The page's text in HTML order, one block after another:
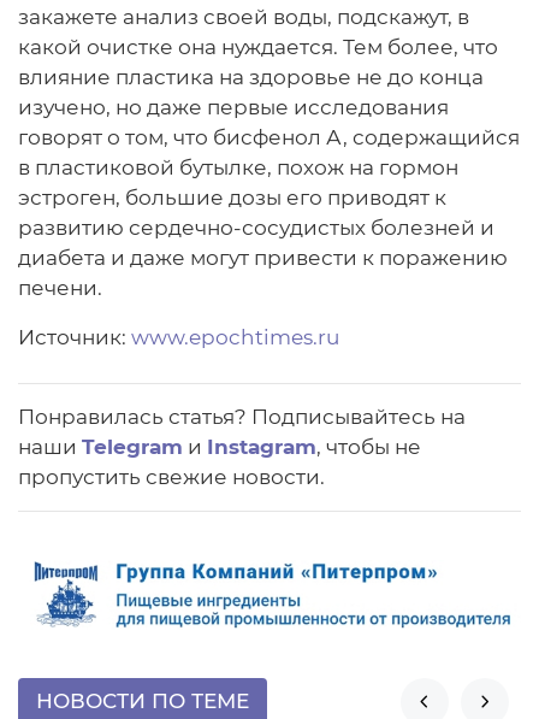
закажете анализ своей воды, подскажут, в
какой очистке она нуждается. Тем более, что
влияние пластика на здоровье не до конца
изучено, но даже первые исследования
говорят о том, что бисфенол А, содержащийся
в пластиковой бутылке, похож на гормон
эстроген, большие дозы его приводят к
развитию сердечно-сосудистых болезней и
диабета и даже могут привести к поражению
печени.
Источник: www.epochtimes.ru
Понравилась статья? Подписывайтесь на
наши Telegram и Instagram, чтобы не
пропустить свежие новости.
НОВОСТИ ПО ТЕМЕ  